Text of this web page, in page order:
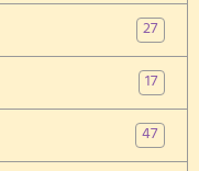
27
17
47